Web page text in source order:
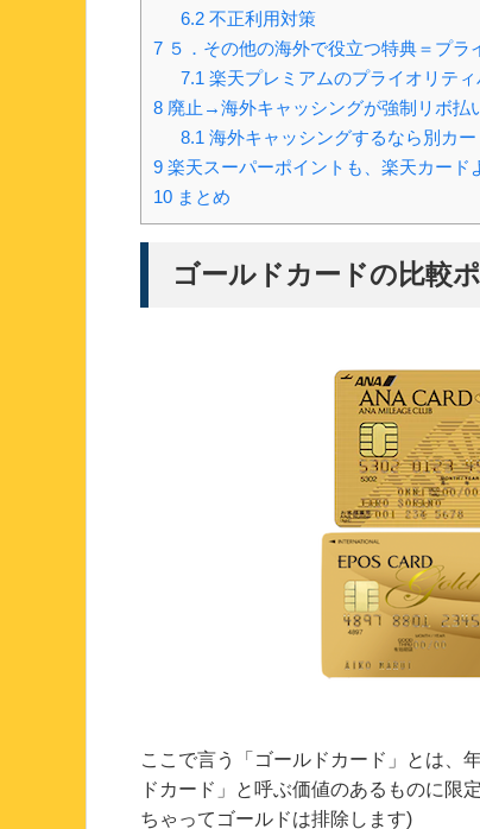
6.2不正利用対策
7 ５．その他の海外で役立つ特典＝プラ
7.1 楽天プレミアムのプライオリテ
8 廃止→海外キャッシングが強制リボ払
8.1 海外キャッシングするなら別カ
9 楽天スーパーポイントも、楽天カード
10 まとめ
ゴールドカードの比較
ここで言う「ゴールドカード」とは、
ドカード」と呼ぶ価値のあるものに限
ちゃってゴールドは排除します)